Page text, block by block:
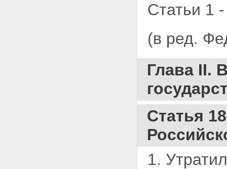
Статьи 1
(в ред.
Глава II.
Статья
1.